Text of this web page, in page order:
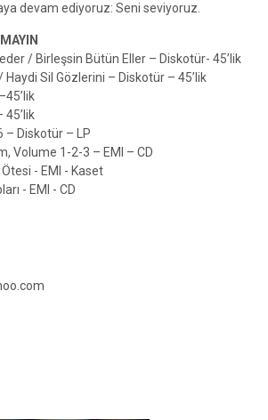
devam ediyoruz: Seni seviyoruz.
/ Birleşsin Bütün Eller – Diskotür- 45’lik
Haydi Sil Gözlerini – Diskotür – 45’lik
45’lik
– Diskotür – LP
Volume 1-2-3 – EMI – CD
- EMI - Kaset
- EMI - CD